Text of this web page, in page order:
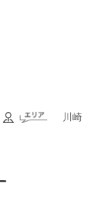
川崎